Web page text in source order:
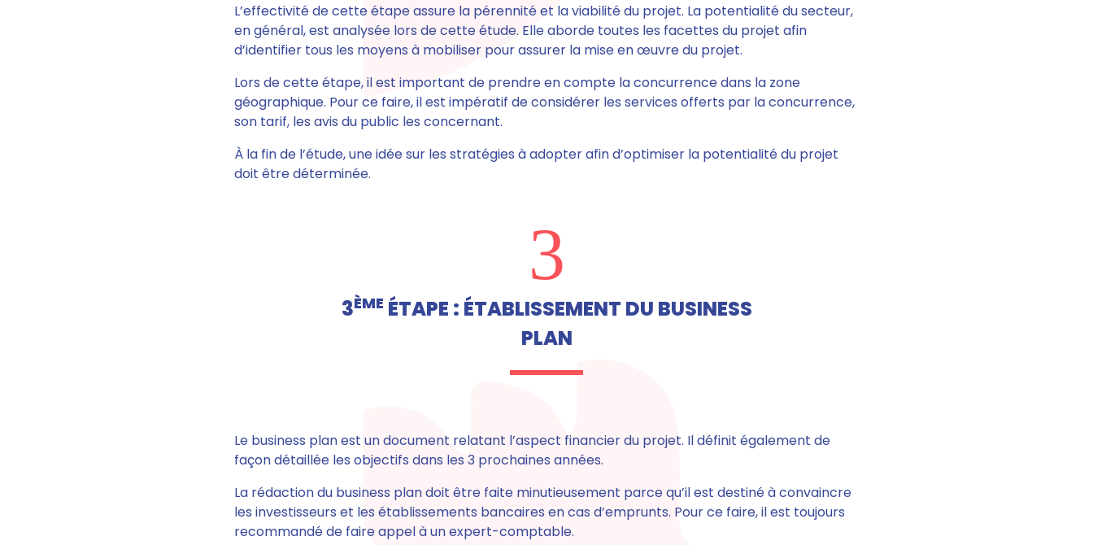
L’effectivité de cette étape assure la pérennité et la viabilité du projet. La potentialité du secteur,
en général, est analysée lors de cette étude. Elle aborde toutes les facettes du projet afin
d’identifier tous les moyens à mobiliser pour assurer la mise en œuvre du projet.
Lors de cette étape, il est important de prendre en compte la concurrence dans la zone
géographique. Pour ce faire, il est impératif de considérer les services offerts par la concurrence,
son tarif, les avis du public les concernant.
À la fin de l’étude, une idée sur les stratégies à adopter afin d’optimiser la potentialité du projet
doit être déterminée.
3
3ÈME ÉTAPE : ÉTABLISSEMENT DU BUSINESS
PLAN
Le business plan est un document relatant l’aspect financier du projet. Il définit également de
façon détaillée les objectifs dans les 3 prochaines années.
La rédaction du business plandoit être faite minutieusement parce qu’il est destiné à convaincre
les investisseurs et les établissements bancaires en cas d’emprunts. Pour ce faire, il est toujours
recommandé de faire appel à un expert-comptable.